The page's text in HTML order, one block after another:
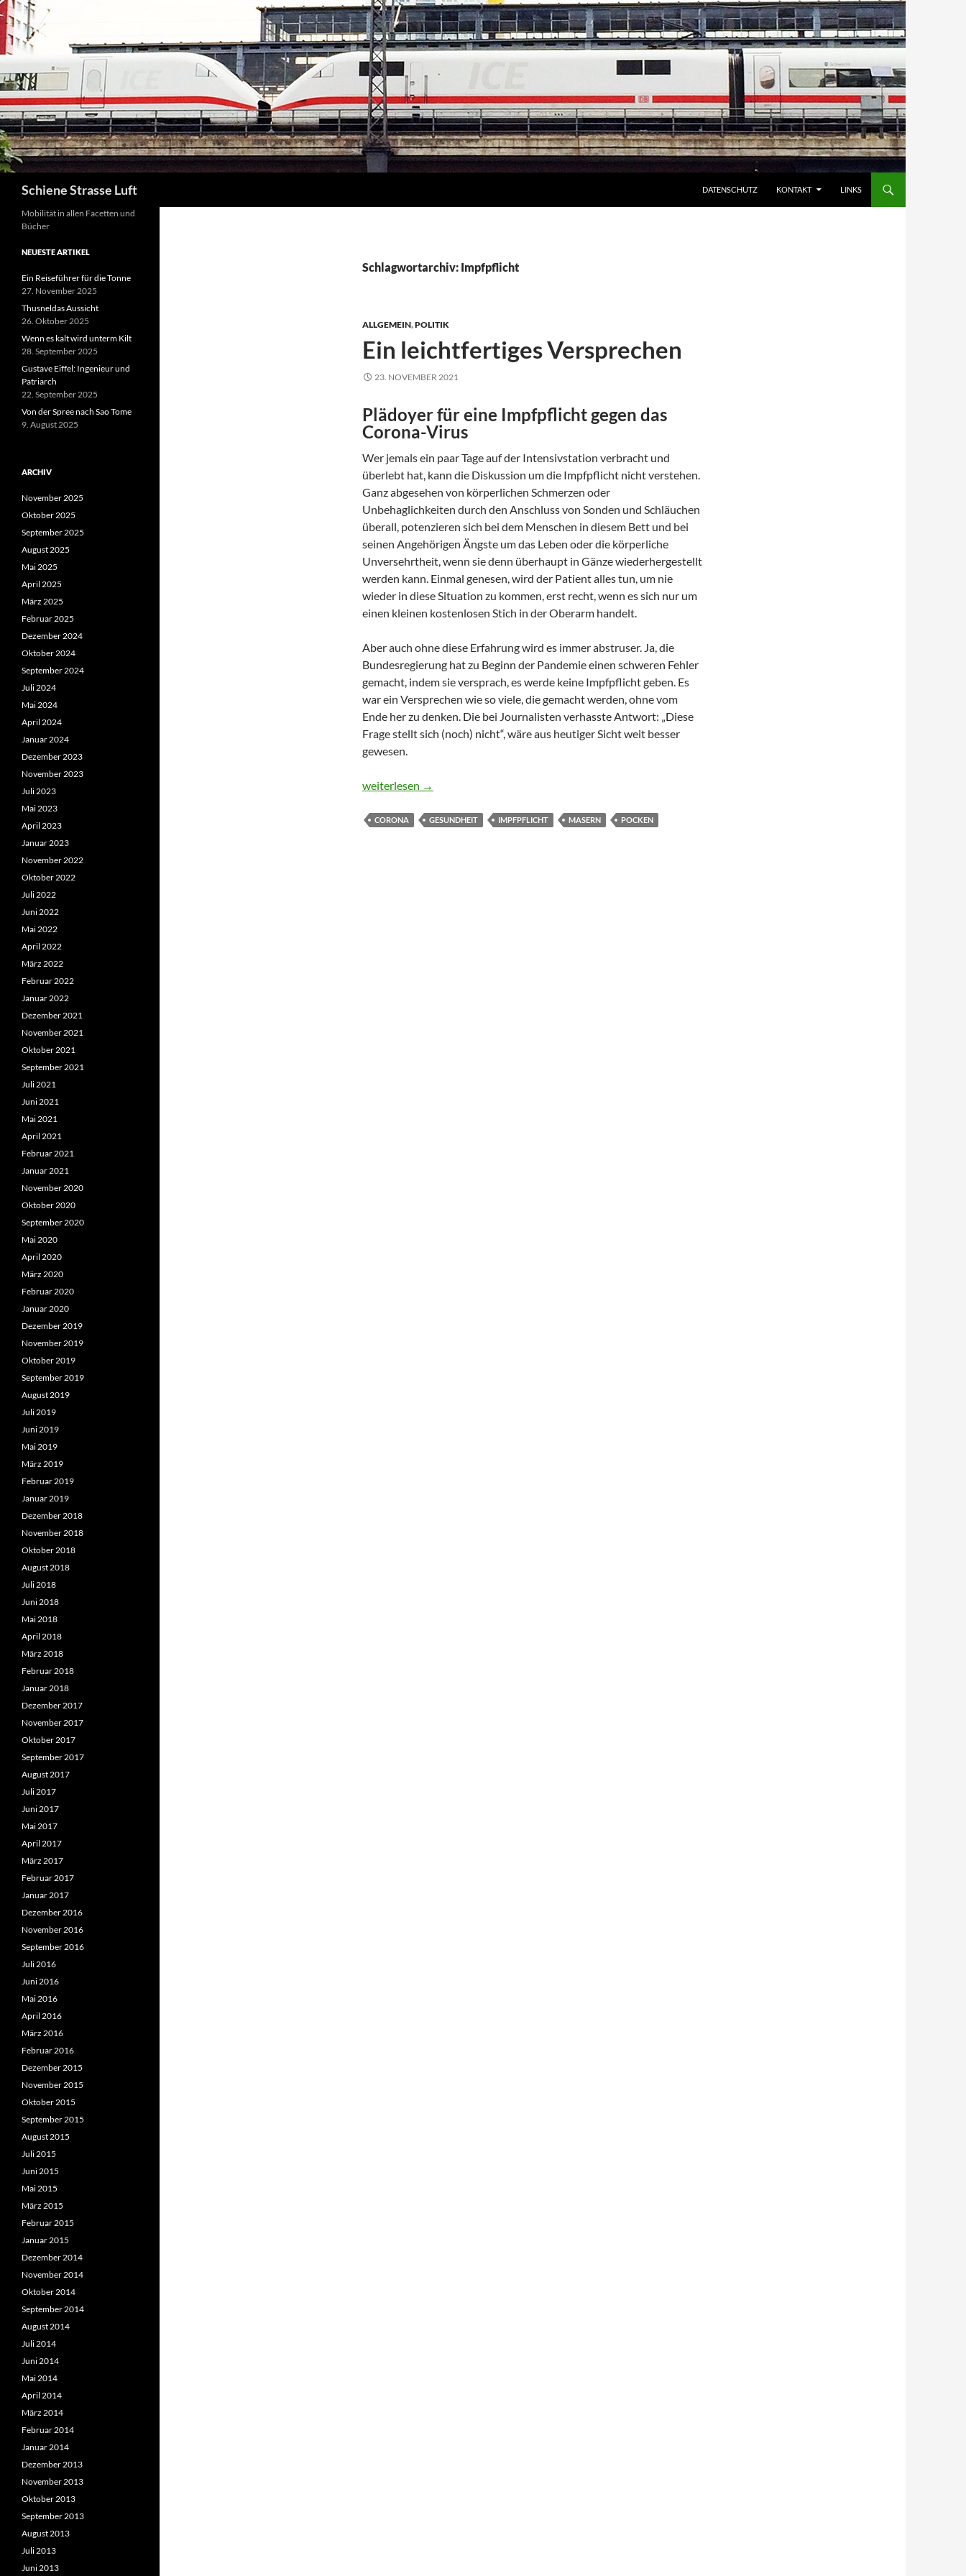
Zum
Inhalt
springen
Schiene Strasse Luft DATENSCHUTZ KONTAKT LINKS
Schlagwortarchiv: Impfpflicht
ALLGEMEIN,POLITIK
Ein leichtfertiges Versprechen
23. NOVEMBER 2021
Plädoyer für eine Impfpflicht gegen das
Corona-Virus
Wer jemals ein paar Tage auf der Intensivstation verbracht und
überlebt hat, kann die Diskussion um die Impfpflicht nicht verstehen.
Ganz abgesehen von körperlichen Schmerzen oder
Unbehaglichkeiten durch den Anschluss von Sonden und Schläuchen
überall, potenzieren sich bei dem Menschen in diesem Bett und bei
seinen Angehörigen Ängste um das Leben oder die körperliche
Unversehrtheit, wenn sie denn überhaupt in Gänze wiederhergestellt
werden kann. Einmal genesen, wird der Patient alles tun, um nie
wieder in diese Situation zu kommen, erst recht, wenn es sich nur um
einen kleinen kostenlosen Stich in der Oberarm handelt.
Aber auch ohne diese Erfahrung wird es immer abstruser. Ja, die
Bundesregierung hat zu Beginn der Pandemie einen schweren Fehler
gemacht, indem sie versprach, es werde keine Impfpflicht geben. Es
war ein Versprechen wie so viele, die gemacht werden, ohne vom
Ende her zu denken. Die bei Journalisten verhasste Antwort: „Diese
Frage stellt sich (noch) nicht“, wäre aus heutiger Sicht weit besser
gewesen.
Ein leichtfertiges Versprechen
weiterlesen →
CORONA GESUNDHEIT IMPFPFLICHT MASERN POCKEN
Mobilität in allen Facetten und
Bücher
NEUESTE ARTIKEL
Ein Reiseführer für die Tonne
27. November 2025
Thusneldas Aussicht
26. Oktober 2025
Wenn es kalt wird unterm Kilt
28. September 2025
Gustave Eiffel: Ingenieur und
Patriarch
22. September 2025
Von der Spree nach Sao Tome
9. August 2025
ARCHIV
November 2025
Oktober 2025
September 2025
August 2025
Mai 2025
April 2025
März 2025
Februar 2025
Dezember 2024
Oktober 2024
September 2024
Juli 2024
Mai 2024
April 2024
Januar 2024
Dezember 2023
November 2023
Juli 2023
Mai 2023
April 2023
Januar 2023
November 2022
Oktober 2022
Juli 2022
Juni 2022
Mai 2022
April 2022
März 2022
Februar 2022
Januar 2022
Dezember 2021
November 2021
Oktober 2021
September 2021
Juli 2021
Juni 2021
Mai 2021
April 2021
Februar 2021
Januar 2021
November 2020
Oktober 2020
September 2020
Mai 2020
April 2020
März 2020
Februar 2020
Januar 2020
Dezember 2019
November 2019
Oktober 2019
September 2019
August 2019
Juli 2019
Juni 2019
Mai 2019
März 2019
Februar 2019
Januar 2019
Dezember 2018
November 2018
Oktober 2018
August 2018
Juli 2018
Juni 2018
Mai 2018
April 2018
März 2018
Februar 2018
Januar 2018
Dezember 2017
November 2017
Oktober 2017
September 2017
August 2017
Juli 2017
Juni 2017
Mai 2017
April 2017
März 2017
Februar 2017
Januar 2017
Dezember 2016
November 2016
September 2016
Juli 2016
Juni 2016
Mai 2016
April 2016
März 2016
Februar 2016
Dezember 2015
November 2015
Oktober 2015
September 2015
August 2015
Juli 2015
Juni 2015
Mai 2015
März 2015
Februar 2015
Januar 2015
Dezember 2014
November 2014
Oktober 2014
September 2014
August 2014
Juli 2014
Juni 2014
Mai 2014
April 2014
März 2014
Februar 2014
Januar 2014
Dezember 2013
November 2013
Oktober 2013
September 2013
August 2013
Juli 2013
Juni 2013